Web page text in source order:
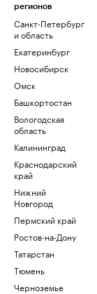
регионов
Санкт-Петербург
и область
Екатеринбург
Новосибирск
Омск
Башкортостан
Вологодская
область
Калининград
Краснодарский
край
Нижний
Новгород
Пермский край
Ростов-на-Дону
Татарстан
Тюмень
Черноземье